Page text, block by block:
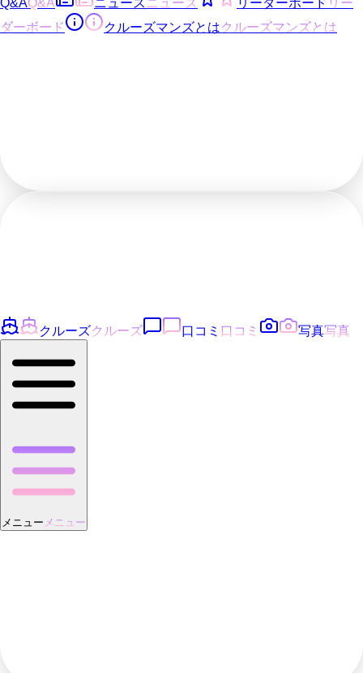
Q&AQ&A ニュースニュース リーダーボード リー
ダーボード
クルーズマンズとはクルーズマンズとは
クルーズクルーズ 口コミ 口コミ 写真写真
メニュー メニュー